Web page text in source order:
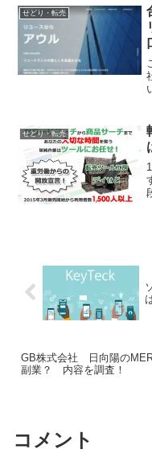
せどり・転売
せどり・転売
GB株式会社 日向陽の
副業？ 内容を調査！
コメント